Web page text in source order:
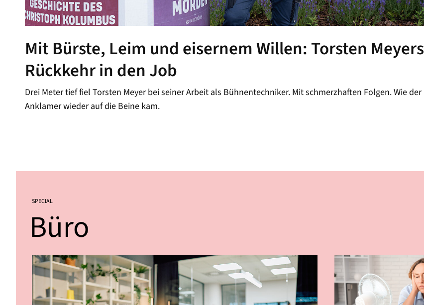
Mit Bürste, Leim und eisernem Willen: Torsten Meyers
Rückkehr in den Job
Drei Meter tief fiel Torsten Meyer bei seiner Arbeit als Bühnentechniker. Mit schmerzhaften Folgen. Wie der
Anklamer wieder auf die Beine kam.
SPECIAL
Büro